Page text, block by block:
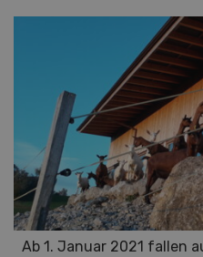
Ab 1. Januar 2021 fallen